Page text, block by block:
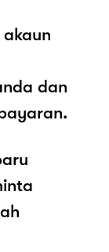
dan